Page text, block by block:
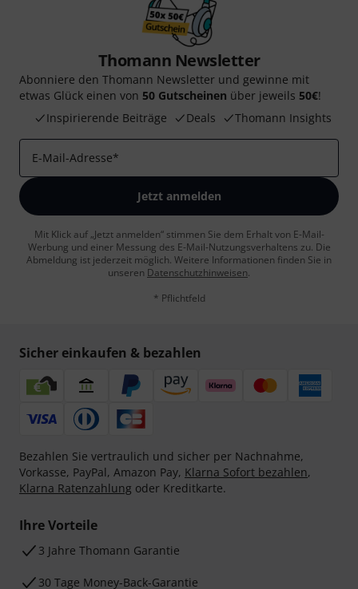
Thomann Newsletter
Abonniere den Thomann Newsletter und gewinne mit
etwas Glück einen von 50 Gutscheinen über jeweils 50€!
Inspirierende Beiträge
Deals Thomann Insights
E-Mail-Adresse*
Jetzt anmelden
Mit Klick auf „Jetzt anmelden“ stimmen Sie dem Erhalt von E-Mail-
Werbung und einer Messung des E-Mail-Nutzungsverhaltens zu. Die
Abmeldung ist jederzeit möglich. Weitere Informationen finden Sie in
unseren Datenschutzhinweisen.
* Pflichtfeld
Sicher einkaufen & bezahlen
Bezahlen Sie vertraulich und sicher per Nachnahme,
Vorkasse, PayPal, Amazon Pay, Klarna Sofort bezahlen,
Klarna Ratenzahlung oder Kreditkarte.
Ihre Vorteile
3 Jahre Thomann Garantie
30 Tage Money-Back-Garantie